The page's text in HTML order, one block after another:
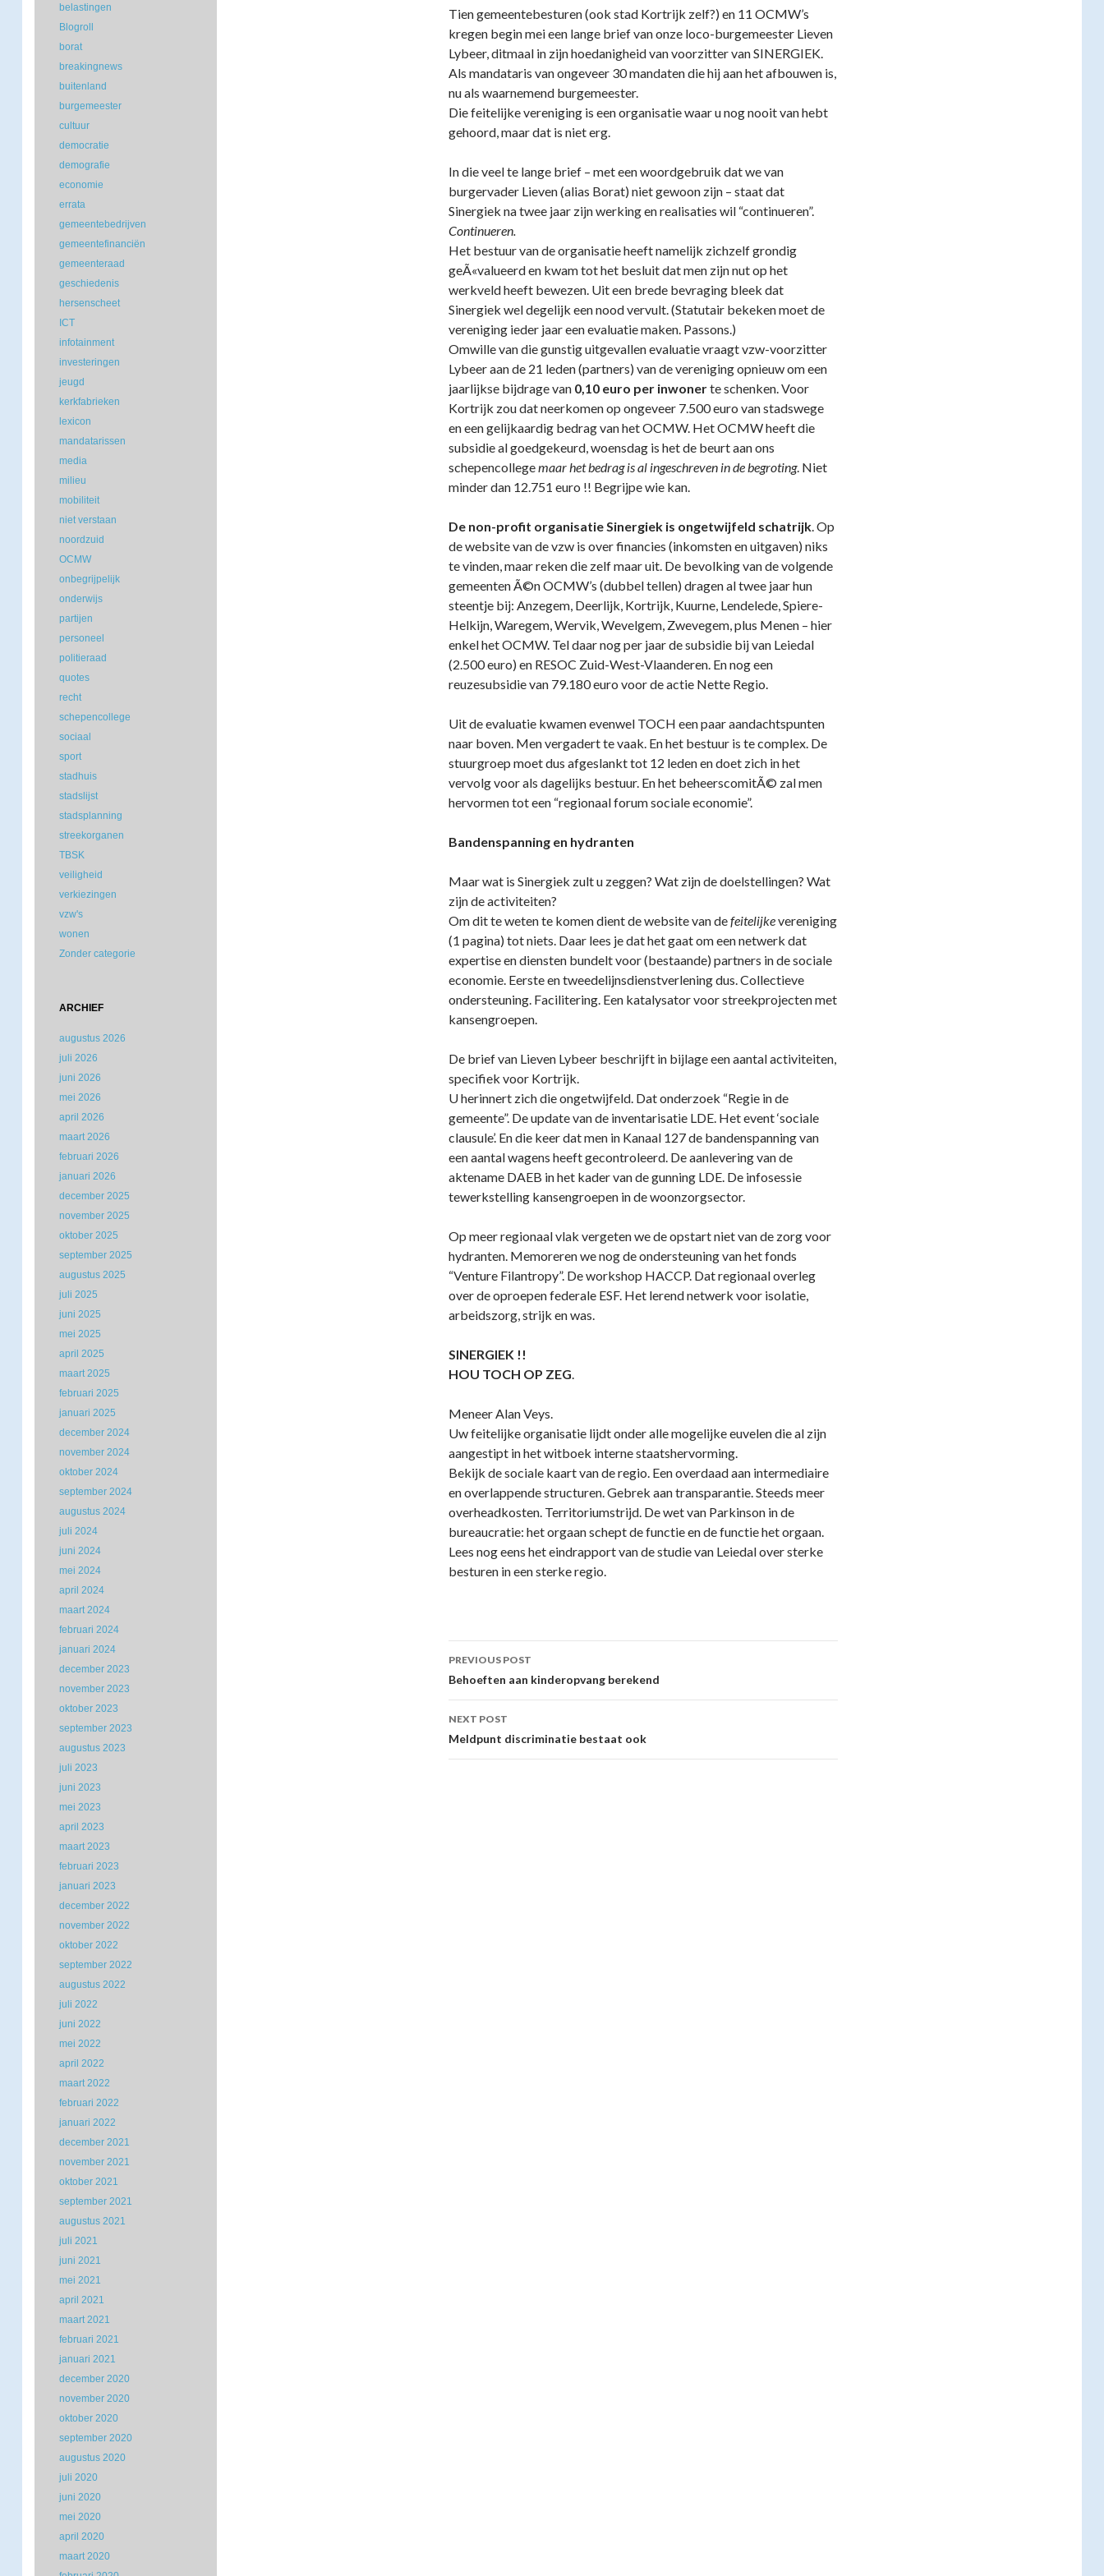
Tien gemeentebesturen (ook stad Kortrijk zelf?) en 11 OCMW’s
kregen begin mei een lange brief van onze loco-burgemeester Lieven
Lybeer, ditmaal in zijn hoedanigheid van voorzitter van SINERGIEK.
Als mandataris van ongeveer 30 mandaten die hij aan het afbouwen is,
nu als waarnemend burgemeester.
Die feitelijke vereniging is een organisatie waar u nog nooit van hebt
gehoord, maar dat is niet erg.
In die veel te lange brief – met een woordgebruik dat we van
burgervader Lieven (alias Borat) niet gewoon zijn – staat dat
Sinergiek na twee jaar zijn werking en realisaties wil “continueren”.
Continueren.
Het bestuur van de organisatie heeft namelijk zichzelf grondig
geÃ«valueerd en kwam tot het besluit dat men zijn nut op het
werkveld heeft bewezen. Uit een brede bevraging bleek dat
Sinergiek wel degelijk een nood vervult. (Statutair bekeken moet de
vereniging ieder jaar een evaluatie maken. Passons.)
Omwille van die gunstig uitgevallen evaluatie vraagt vzw-voorzitter
Lybeer aan de 21 leden (partners) van de vereniging opnieuw om een
jaarlijkse bijdrage van 0,10 euro per inwonerte schenken. Voor
Kortrijk zou dat neerkomen op ongeveer 7.500 euro van stadswege
en een gelijkaardig bedrag van het OCMW. Het OCMW heeft die
subsidie al goedgekeurd, woensdag is het de beurt aan ons
schepencollegemaar het bedrag is al ingeschreven in de begroting. Niet
minder dan 12.751 euro !! Begrijpe wie kan.
De non-profit organisatie Sinergiek is ongetwijfeld schatrijk. Op
de website van de vzw is over financies (inkomsten en uitgaven) niks
te vinden, maar reken die zelf maar uit. De bevolking van de volgende
gemeenten Ã©n OCMW’s (dubbel tellen) dragen al twee jaar hun
steentje bij: Anzegem, Deerlijk, Kortrijk, Kuurne, Lendelede, Spiere-
Helkijn, Waregem, Wervik, Wevelgem, Zwevegem, plus Menen – hier
enkel het OCMW. Tel daar nog per jaar de subsidie bij van Leiedal
(2.500 euro) en RESOC Zuid-West-Vlaanderen. En nog een
reuzesubsidie van 79.180 euro voor de actie Nette Regio.
Uit de evaluatie kwamen evenwel TOCH een paar aandachtspunten
naar boven. Men vergadert te vaak. En het bestuur is te complex. De
stuurgroep moet dus afgeslankt tot 12 leden en doet zich in het
vervolg voor als dagelijks bestuur. En het beheerscomitÃ© zal men
hervormen tot een “regionaal forum sociale economie”.
Bandenspanning en hydranten
Maar wat is Sinergiek zult u zeggen? Wat zijn de doelstellingen? Wat
zijn de activiteiten?
Om dit te weten te komen dient de website van defeitelijkevereniging
(1 pagina) tot niets. Daar lees je dat het gaat om een netwerk dat
expertise en diensten bundelt voor (bestaande) partners in de sociale
economie. Eerste en tweedelijnsdienstverlening dus. Collectieve
ondersteuning. Facilitering. Een katalysator voor streekprojecten met
kansengroepen.
De brief van Lieven Lybeer beschrijft in bijlage een aantal activiteiten,
specifiek voor Kortrijk.
U herinnert zich die ongetwijfeld. Dat onderzoek “Regie in de
gemeente”. De update van de inventarisatie LDE. Het event ‘sociale
clausule’. En die keer dat men in Kanaal 127 de bandenspanning van
een aantal wagens heeft gecontroleerd. De aanlevering van de
aktename DAEB in het kader van de gunning LDE. De infosessie
tewerkstelling kansengroepen in de woonzorgsector.
Op meer regionaal vlak vergeten we de opstart niet van de zorg voor
hydranten. Memoreren we nog de ondersteuning van het fonds
“Venture Filantropy”. De workshop HACCP. Dat regionaal overleg
over de oproepen federale ESF. Het lerend netwerk voor isolatie,
arbeidszorg, strijk en was.
SINERGIEK !!
HOU TOCH OP ZEG.
Meneer Alan Veys.
Uw feitelijke organisatie lijdt onder alle mogelijke euvelen die al zijn
aangestipt in het witboek interne staatshervorming.
Bekijk de sociale kaart van de regio. Een overdaad aan intermediaire
en overlappende structuren. Gebrek aan transparantie. Steeds meer
overheadkosten. Territoriumstrijd. De wet van Parkinson in de
bureaucratie: het orgaan schept de functie en de functie het orgaan.
Lees nog eens het eindrapport van de studie van Leiedal over sterke
besturen in een sterke regio.
Post
navigation
PREVIOUS POST
Behoeften aan kinderopvang berekend
NEXT POST
Meldpunt discriminatie bestaat ook
belastingen
Blogroll
borat
breakingnews
buitenland
burgemeester
cultuur
democratie
demografie
economie
errata
gemeentebedrijven
gemeentefinanciën
gemeenteraad
geschiedenis
hersenscheet
ICT
infotainment
investeringen
jeugd
kerkfabrieken
lexicon
mandatarissen
media
milieu
mobiliteit
niet verstaan
noordzuid
OCMW
onbegrijpelijk
onderwijs
partijen
personeel
politieraad
quotes
recht
schepencollege
sociaal
sport
stadhuis
stadslijst
stadsplanning
streekorganen
TBSK
veiligheid
verkiezingen
vzw's
wonen
Zonder categorie
ARCHIEF
augustus 2026
juli 2026
juni 2026
mei 2026
april 2026
maart 2026
februari 2026
januari 2026
december 2025
november 2025
oktober 2025
september 2025
augustus 2025
juli 2025
juni 2025
mei 2025
april 2025
maart 2025
februari 2025
januari 2025
december 2024
november 2024
oktober 2024
september 2024
augustus 2024
juli 2024
juni 2024
mei 2024
april 2024
maart 2024
februari 2024
januari 2024
december 2023
november 2023
oktober 2023
september 2023
augustus 2023
juli 2023
juni 2023
mei 2023
april 2023
maart 2023
februari 2023
januari 2023
december 2022
november 2022
oktober 2022
september 2022
augustus 2022
juli 2022
juni 2022
mei 2022
april 2022
maart 2022
februari 2022
januari 2022
december 2021
november 2021
oktober 2021
september 2021
augustus 2021
juli 2021
juni 2021
mei 2021
april 2021
maart 2021
februari 2021
januari 2021
december 2020
november 2020
oktober 2020
september 2020
augustus 2020
juli 2020
juni 2020
mei 2020
april 2020
maart 2020